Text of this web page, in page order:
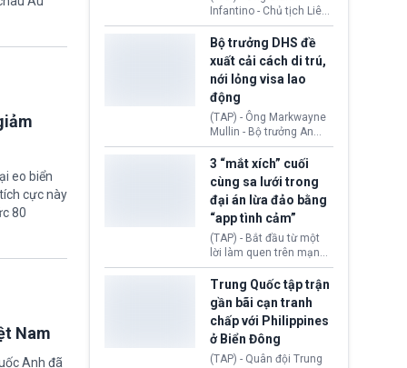
eo biển
cực này
80
Nam
Anh đã
của Tổng thống.
Infantino - Chủ tịch Liên
đoàn Bóng đá Thế giới
(FIFA) đang đứng trước
cuộc khủng hoảng
quyền lực nghiêm trọng,
khi Hội đồng FIFA được
cho là đang chuẩn bị tổ
chức cuộc họp khẩn cấp
nhằm xem xét phế truất
ông sau bê bối liên quan
đến kế hoạch thương
mại hoá World Cup.
Bộ trưởng DHS đề
xuất cải cách di trú,
nới lỏng visa lao
động
(TAP) - Ông Markwayne
Mullin - Bộ trưởng An
ninh Nội địa Hoa Kỳ
(DHS) vừa đề xuất chính
phủ cần xem xét mở
rộng tiếp nhận lao động
nước ngoài có thị thực
(visa) tại các lĩnh vực
đang thiếu hụt nhân
công trầm trọng. Việc
này nhằm giải quyết nhu
cầu nhân lực cốt lõi cho
nền kinh tế nội địa.
3 “mắt xích” cuối
cùng sa lưới trong
đại án lừa đảo bằng
“app tình cảm”
(TAP) - Bắt đầu từ một
lời làm quen trên mạng
xã hội, nhiều nạn nhân
từng bước rơi vào chiếc
bẫy “tình cảm - đầu tư”
rồi mất sạch tài sản.
Sau hơn nửa năm điều
tra, Công an tỉnh Cao
Bằng (Việt Nam) đã khép
Trung Quốc tập trận
gần bãi cạn tranh
chấp với Philippines
ở Biển Đông
(TAP) - Quân đội Trung